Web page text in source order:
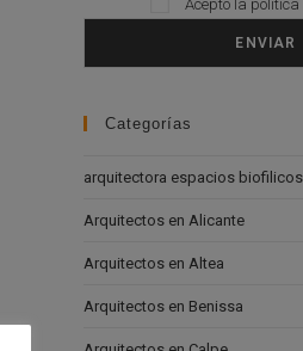
Acepto la
Categorías
arquitectora espacios biofilicos
Arquitectos en Alicante
Arquitectos en Altea
Arquitectos en Benissa